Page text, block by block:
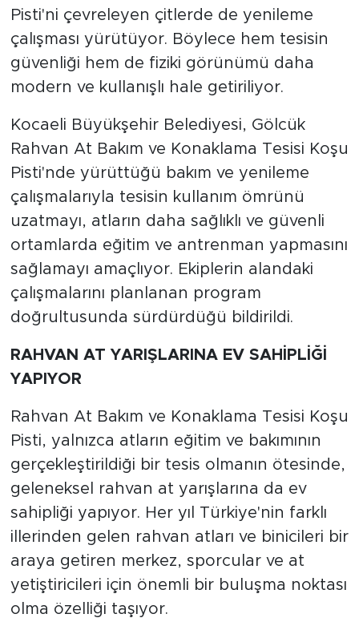
Pisti'ni çevreleyen çitlerde de yenileme
çalışması yürütüyor. Böylece hem tesisin
güvenliği hem de fiziki görünümü daha
modern ve kullanışlı hale getiriliyor.
Kocaeli Büyükşehir Belediyesi, Gölcük
Rahvan At Bakım ve Konaklama Tesisi Koşu
Pisti'nde yürüttüğü bakım ve yenileme
çalışmalarıyla tesisin kullanım ömrünü
uzatmayı, atların daha sağlıklı ve güvenli
ortamlarda eğitim ve antrenman yapmasını
sağlamayı amaçlıyor. Ekiplerin alandaki
çalışmalarını planlanan program
doğrultusunda sürdürdüğü bildirildi.
RAHVAN AT YARIŞLARINA EV SAHİPLİĞİ
YAPIYOR
Rahvan At Bakım ve Konaklama Tesisi Koşu
Pisti, yalnızca atların eğitim ve bakımının
gerçekleştirildiği bir tesis olmanın ötesinde,
geleneksel rahvan at yarışlarına da ev
sahipliği yapıyor. Her yıl Türkiye'nin farklı
illerinden gelen rahvan atları ve binicileri bir
araya getiren merkez, sporcular ve at
yetiştiricileri için önemli bir buluşma noktası
olma özelliği taşıyor.